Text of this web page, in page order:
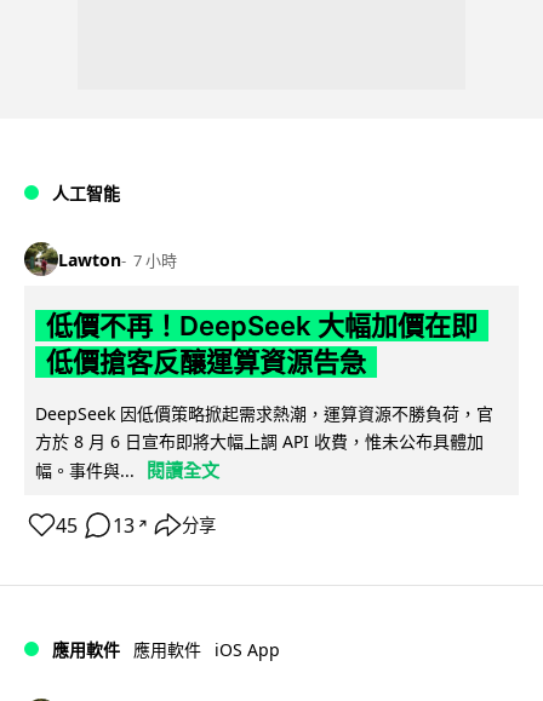
人工智能
Lawton 7 小時
低價不再！DeepSeek 大幅加價在即
低價搶客反釀運算資源告急
DeepSeek 因低價策略掀起需求熱潮，運算資源不勝負荷，官
方於 8 月 6 日宣布即將大幅上調 API 收費，惟未公布具體加
幅。事件與...
閱讀全文
45 13 ↗ 分享
應用軟件 應用軟件 iOS App